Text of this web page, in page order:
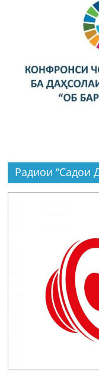
Радиои “Садои